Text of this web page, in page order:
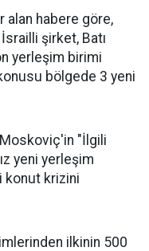
alan habere göre,
İsrailli şirket, Batı
yerleşim birimi
bölgede 3 yeni
"İlgili
yeni yerleşim
konut krizini
ilkinin 500